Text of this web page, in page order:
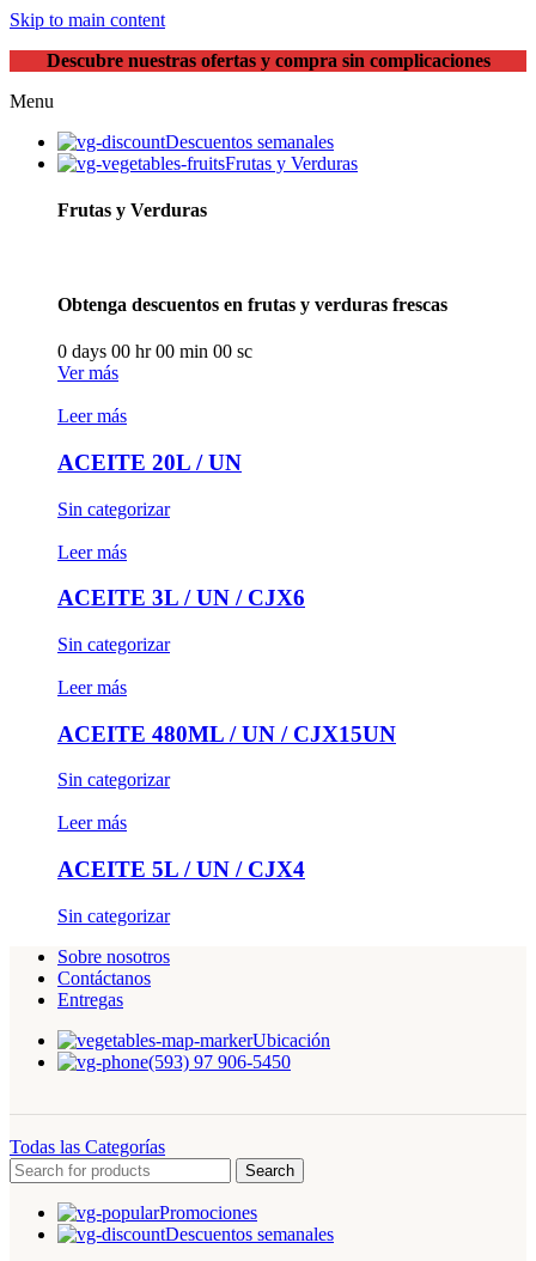
Skip to main content
Descubre nuestras ofertas y compra sin complicaciones
Menu
Descuentos semanales
Frutas y Verduras
Frutas y Verduras
Obtenga descuentos en frutas y verduras frescas
0 days 00 hr00 min 00 sc
Ver más
Leer más
ACEITE 20L / UN
Sin categorizar
Leer más
ACEITE 3L / UN / CJX6
Sin categorizar
Leer más
ACEITE 480ML / UN / CJX15UN
Sin categorizar
Leer más
ACEITE 5L / UN / CJX4
Sin categorizar
Sobre nosotros
Contáctanos
Entregas
Ubicación
(593) 97 906-5450
Todas las Categorías
Search
Promociones
Descuentos semanales